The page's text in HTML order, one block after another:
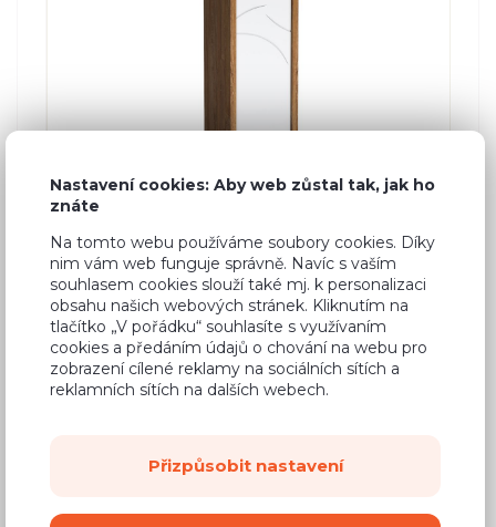
Policová skříň Paris P-2
2 barvy
Š: 60,0 cm, V: 190,0 cm, H: 60,0 cm
Nastavení cookies: Aby web zůstal tak, jak ho
znáte
Na tomto webu používáme soubory cookies. Díky
nim vám web funguje správně. Navíc s vaším
souhlasem cookies slouží také mj. k personalizaci
obsahu našich webových stránek. Kliknutím na
tlačítko „V pořádku“ souhlasíte s využívaním
cookies a předáním údajů o chování na webu pro
zobrazení cílené reklamy na sociálních sítích a
reklamních sítích na dalších webech.
Přizpůsobit nastavení